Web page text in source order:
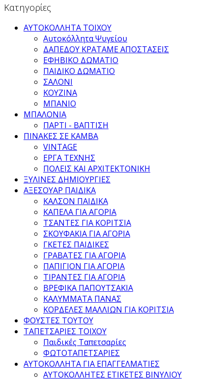
Κατηγορίες
ΑΥΤΟΚΟΛΛΗΤΑ ΤΟΙΧΟΥ
Αυτοκόλλητα Ψυγείου
ΔΑΠΕΔΟΥ ΚΡΑΤΑΜΕ ΑΠΟΣΤΑΣΕΙΣ
ΕΦΗΒΙΚΟ ΔΩΜΑΤΙΟ
ΠΑΙΔΙΚΟ ΔΩΜΑΤΙΟ
ΣΑΛΟΝΙ
ΚΟΥΖΙΝΑ
ΜΠΑΝΙΟ
ΜΠΑΛΟΝΙΑ
ΠΑΡΤΙ - ΒΑΠΤΙΣΗ
ΠΙΝΑΚΕΣ ΣΕ ΚΑΜΒΑ
VINTAGE
ΕΡΓΑ ΤΕΧΝΗΣ
ΠΟΛΕΙΣ ΚΑΙ ΑΡΧΙΤΕΚΤΟΝΙΚΗ
ΞΥΛΙΝΕΣ ΔΗΜΙΟΥΡΓΙΕΣ
ΑΞΕΣΟΥΑΡ ΠΑΙΔΙΚΑ
ΚΑΛΣΟΝ ΠΑΙΔΙΚΑ
ΚΑΠΕΛΑ ΓΙΑ ΑΓΟΡΙΑ
ΤΣΑΝΤΕΣ ΓΙΑ ΚΟΡΙΤΣΙΑ
ΣΚΟΥΦΑΚΙΑ ΓΙΑ ΑΓΟΡΙΑ
ΓΚΕΤΕΣ ΠΑΙΔΙΚΕΣ
ΓΡΑΒΑΤΕΣ ΓΙΑ ΑΓΟΡΙΑ
ΠΑΠΙΓΙΟΝ ΓΙΑ ΑΓΟΡΙΑ
ΤΙΡΑΝΤΕΣ ΓΙΑ ΑΓΟΡΙΑ
ΒΡΕΦΙΚΑ ΠΑΠΟΥΤΣΑΚΙΑ
ΚΑΛΥΜΜΑΤΑ ΠΑΝΑΣ
ΚΟΡΔΕΛΕΣ ΜΑΛΛΙΩΝ ΓΙΑ ΚΟΡΙΤΣΙΑ
ΦΟΥΣΤΕΣ ΤΟΥΤΟΥ
ΤΑΠΕΤΣΑΡΙΕΣ ΤΟΙΧΟΥ
Παιδικές Ταπετσαρίες
ΦΩΤΟΤΑΠΕΤΣΑΡΙΕΣ
ΑΥΤΟΚΟΛΛΗΤΑ ΓΙΑ ΕΠΑΓΓΕΛΜΑΤΙΕΣ
ΑΥΤΟΚΟΛΛΗΤΕΣ ΕΤΙΚΕΤΕΣ ΒΙΝΥΛΙΟΥ